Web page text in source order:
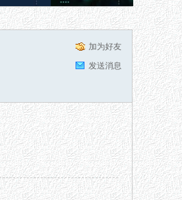
加为好友
发送消息